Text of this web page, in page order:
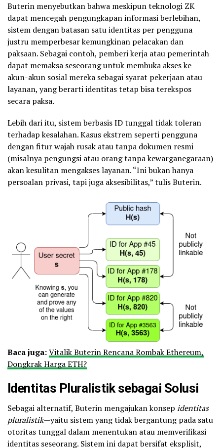
Buterin menyebutkan bahwa meskipun teknologi ZK
dapat mencegah pengungkapan informasi berlebihan,
sistem dengan batasan satu identitas per pengguna
justru memperbesar kemungkinan pelacakan dan
paksaan. Sebagai contoh, pemberi kerja atau pemerintah
dapat memaksa seseorang untuk membuka akses ke
akun-akun sosial mereka sebagai syarat pekerjaan atau
layanan, yang berarti identitas tetap bisa terekspos
secara paksa.
Lebih dari itu, sistem berbasis ID tunggal tidak toleran
terhadap kesalahan. Kasus ekstrem seperti pengguna
dengan fitur wajah rusak atau tanpa dokumen resmi
(misalnya pengungsi atau orang tanpa kewarganegaraan)
akan kesulitan mengakses layanan. “Ini bukan hanya
persoalan privasi, tapi juga aksesibilitas,” tulis Buterin.
Baca juga:Vitalik Buterin Rencana Rombak Ethereum,
Dongkrak Harga ETH?
Identitas Pluralistik sebagai Solusi
Sebagai alternatif, Buterin mengajukan konsep identitas
pluralistik—yaitu sistem yang tidak bergantung pada satu
otoritas tunggal dalam menentukan atau memverifikasi
identitas seseorang. Sistem ini dapat bersifat eksplisit,